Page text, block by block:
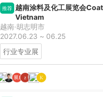
推荐 越南涂料及化工展览会
Vietnam
越南·胡志明市
2027.06.23 ~ 06.25
行业专业展